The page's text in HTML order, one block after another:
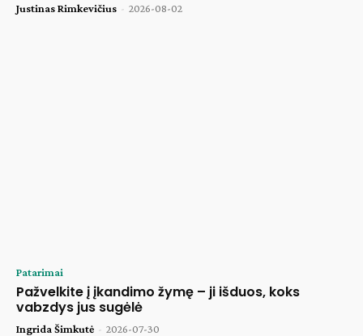
Justinas Rimkevičius - 2026-08-02
Patarimai
Pažvelkite į įkandimo žymę – ji išduos, koks
vabzdys jus sugėlė
Ingrida Šimkutė - 2026-07-30